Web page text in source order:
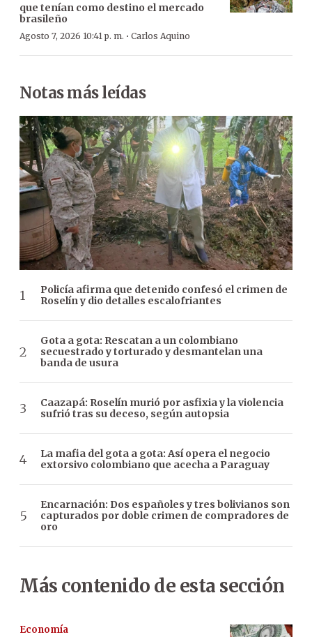
que tenían como destino el mercado
brasileño
Agosto 7, 2026 10:41 p. m. · Carlos Aquino
Notas más leídas
Policía afirma que detenido confesó el crimen de
Roselín y dio detalles escalofriantes
Gota a gota: Rescatan a un colombiano
secuestrado y torturado y desmantelan una
banda de usura
Caazapá: Roselín murió por asfixia y la violencia
sufrió tras su deceso, según autopsia
La mafia del gota a gota: Así opera el negocio
extorsivo colombiano que acecha a Paraguay
Encarnación: Dos españoles y tres bolivianos son
capturados por doble crimen de compradores de
oro
Más contenido de esta sección
Economía